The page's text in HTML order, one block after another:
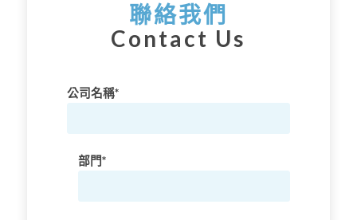
聯絡我們
Contact Us
公司名稱*
部門*